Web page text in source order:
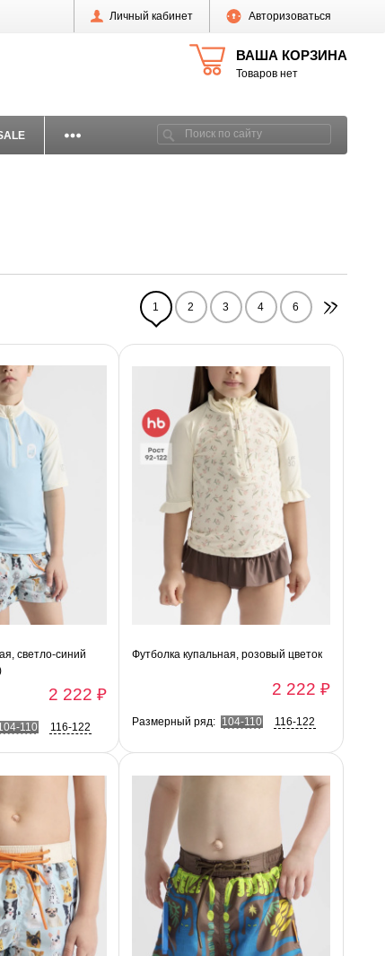
Личный кабинет Авторизоваться
ВАША КОРЗИНА
Товаров нет
1 2 3 4 6
светло-синий
2 222 ₽
110 116-122
Футболка купальная, розовый цветок
2 222 ₽
Размерный ряд: 104-110 116-122